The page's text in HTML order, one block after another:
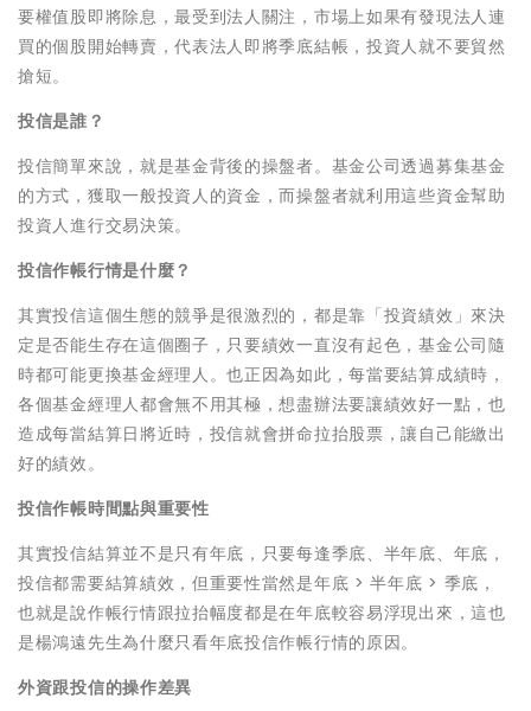
要權值股即將除息，最受到法人關注，市場上如果有發現法人連
買的個股開始轉賣，代表法人即將季底結帳，投資人就不要貿然
搶短。
投信是誰？
投信簡單來說，就是基金背後的操盤者。基金公司透過募集基金
的方式，獲取一般投資人的資金，而操盤者就利用這些資金幫助
投資人進行交易決策。
投信作帳行情是什麼？
其實投信這個生態的競爭是很激烈的，都是靠「投資績效」來決
定是否能生存在這個圈子，只要績效一直沒有起色，基金公司隨
時都可能更換基金經理人。也正因為如此，每當要結算成績時，
各個基金經理人都會無不用其極，想盡辦法要讓績效好一點，也
造成每當結算日將近時，投信就會拼命拉抬股票，讓自己能繳出
好的績效。
投信作帳時間點與重要性
其實投信結算並不是只有年底，只要每逢季底、半年底、年底，
投信都需要結算績效，但重要性當然是年底 > 半年底 > 季底，
也就是說作帳行情跟拉抬幅度都是在年底較容易浮現出來，這也
是楊鴻遠先生為什麼只看年底投信作帳行情的原因。
外資跟投信的操作差異